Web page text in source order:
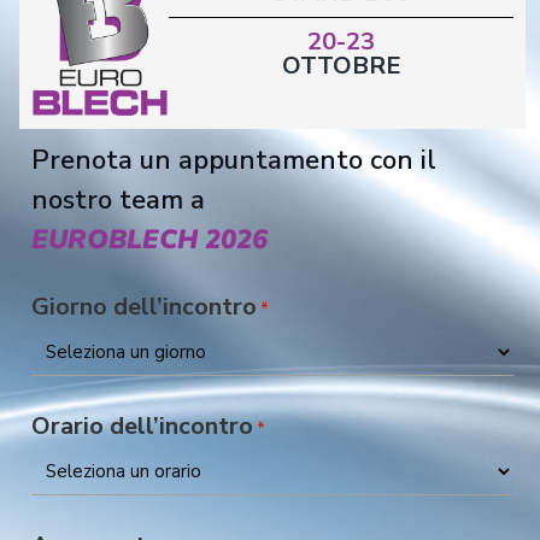
Scopri perché OneZinc
fa la differenza.
SCARICA LA BROCHURE!
20-23
OTTOBRE
Prenota un appuntamento con il
nostro team a
EUROBLECH 2026
Giorno dell’incontro *
Orario dell’incontro *